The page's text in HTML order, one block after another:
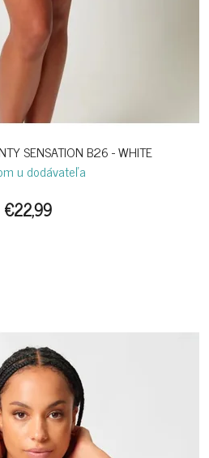
SENSATION B26 - WHITE
u dodávateľa
€22,99